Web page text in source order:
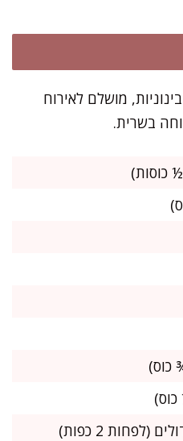
ל-12 פרוסות בינוניות, מושלם לאירוח
בשרית.